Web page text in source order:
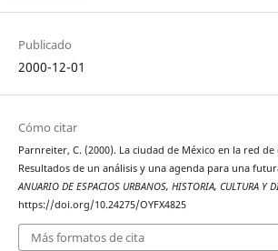
Publicado
2000-12-01
Cómo citar
Parnreiter, C. (2000). La ciudad de México en la red de
Resultados de un análisis y una agenda para una
ANUARIO DE ESPACIOS URBANOS, HISTORIA, CULTURA Y
https://doi.org/10.24275/OYFX4825
Más formatos de cita